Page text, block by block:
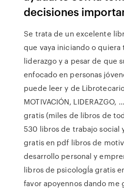
decisiones
Se trata de un excelente
que vaya iniciando o quiera
liderazgo y a pesar de que
enfocado en personas
puede leer y de
MOTIVACIÓN, LIDERAZGO,
gratis (miles de libros de
530 libros de trabajo social
gratis en pdf libros de
desarrollo personal y
libros de psicologÍa gratis
favor apoyennos dando me